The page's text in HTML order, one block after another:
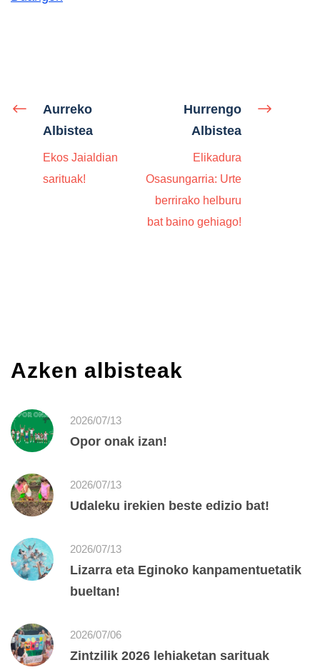
Aurreko
Albistea
Ekos Jaialdian
sarituak!
Hurrengo
Albistea
Elikadura
Osasungarria: Urte
berrirako helburu
bat baino gehiago!
Azken albisteak
2026/07/13
Opor onak izan!
2026/07/13
Udaleku irekien beste edizio bat!
2026/07/13
Lizarra eta Eginoko kanpamentuetatik
bueltan!
2026/07/06
Zintzilik 2026 lehiaketan sarituak